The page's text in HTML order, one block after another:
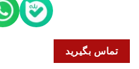
تماس بگیرید